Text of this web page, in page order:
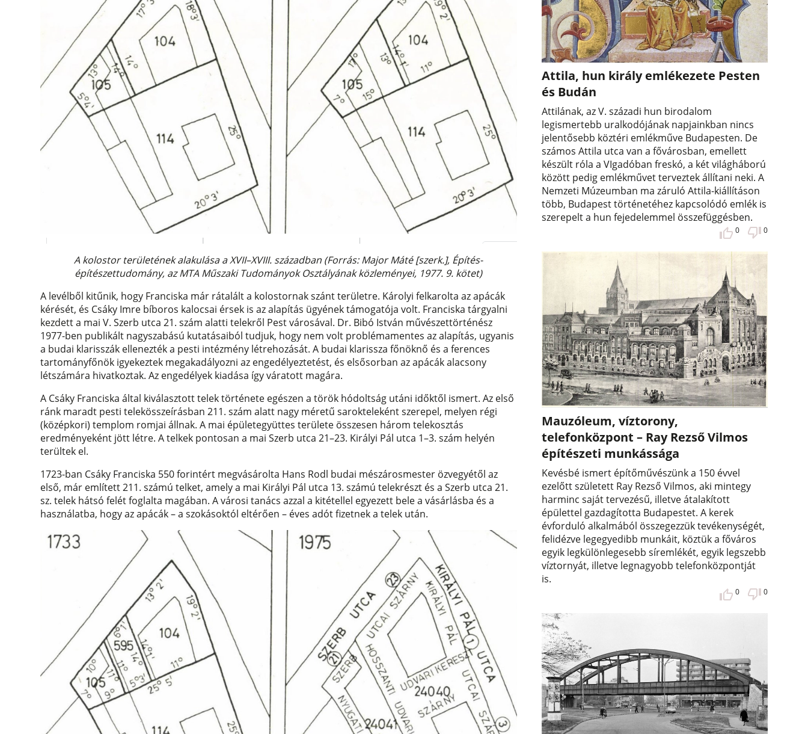
A kolostor területének alakulása a XVII–XVIII. században (Forrás: Major Máté [szerk.], Építés-
építészettudomány, az MTA Műszaki Tudományok Osztályának közleményei, 1977. 9. kötet)
A levélből kitűnik, hogy Franciska már rátalált a kolostornak szánt területre. Károlyi felkarolta az apácák
kérését, és Csáky Imre bíboros kalocsai érsek is az alapítás ügyének támogatója volt. Franciska tárgyalni
kezdett a mai V. Szerb utca 21. szám alatti telekről Pest városával. Dr. Bibó István művészettörténész
1977-ben publikált nagyszabású kutatásaiból tudjuk, hogy nem volt problémamentes az alapítás, ugyanis
a budai klarisszák ellenezték a pesti intézmény létrehozását. A budai klarissza főnöknő és a ferences
tartományfőnök igyekeztek megakadályozni az engedélyeztetést, és elsősorban az apácák alacsony
létszámára hivatkoztak. Az engedélyek kiadása így váratott magára.
A Csáky Franciska által kiválasztott telek története egészen a török hódoltság utáni időktől ismert. Az első
ránk maradt pesti telekösszeírásban 211. szám alatt nagy méretű sarokteleként szerepel, melyen régi
(középkori) templom romjai állnak. A mai épületegyüttes területe összesen három telekosztás
eredményeként jött létre. A telkek pontosan a mai Szerb utca 21–23. Királyi Pál utca 1–3. szám helyén
terültek el.
1723-ban Csáky Franciska 550 forintért megvásárolta Hans Rodl budai mészárosmester özvegyétől az
első, már említett 211. számú telket, amely a mai Királyi Pál utca 13. számú telekrészt és a Szerb utca 21.
sz. telek hátsó felét foglalta magában. A városi tanács azzal a kitétellel egyezett bele a vásárlásba és a
használatba, hogy az apácák – a szokásoktól eltérően – éves adót fizetnek a telek után.
Attila, hun király emlékezete Pesten
és Budán
Attilának, az V. századi hun birodalom
legismertebb uralkodójának napjainkban nincs
jelentősebb köztéri emlékműve Budapesten. De
számos Attila utca van a fővárosban, emellett
készült róla a VIgadóban freskó, a két világháború
között pedig emlékművet terveztek állítani neki. A
Nemzeti Múzeumban ma záruló Attila-kiállításon
több, Budapest történetéhez kapcsolódó emlék is
szerepelt a hun fejedelemmel összefüggésben.
0 0
Mauzóleum, víztorony,
telefonközpont – Ray Rezső Vilmos
építészeti munkássága
Kevésbé ismert építőművészünk a 150 évvel
ezelőtt született Ray Rezső Vilmos, aki mintegy
harminc saját tervezésű, illetve átalakított
épülettel gazdagította Budapestet. A kerek
évforduló alkalmából összegezzük tevékenységét,
felidézve legegyedibb munkáit, köztük a főváros
egyik legkülönlegesebb síremlékét, egyik legszebb
víztornyát, illetve legnagyobb telefonközpontját
is.
0 0